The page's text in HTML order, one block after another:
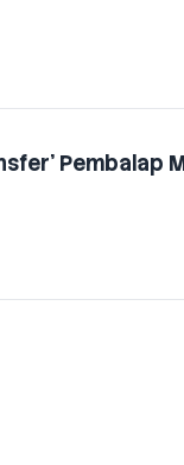
Pembalap